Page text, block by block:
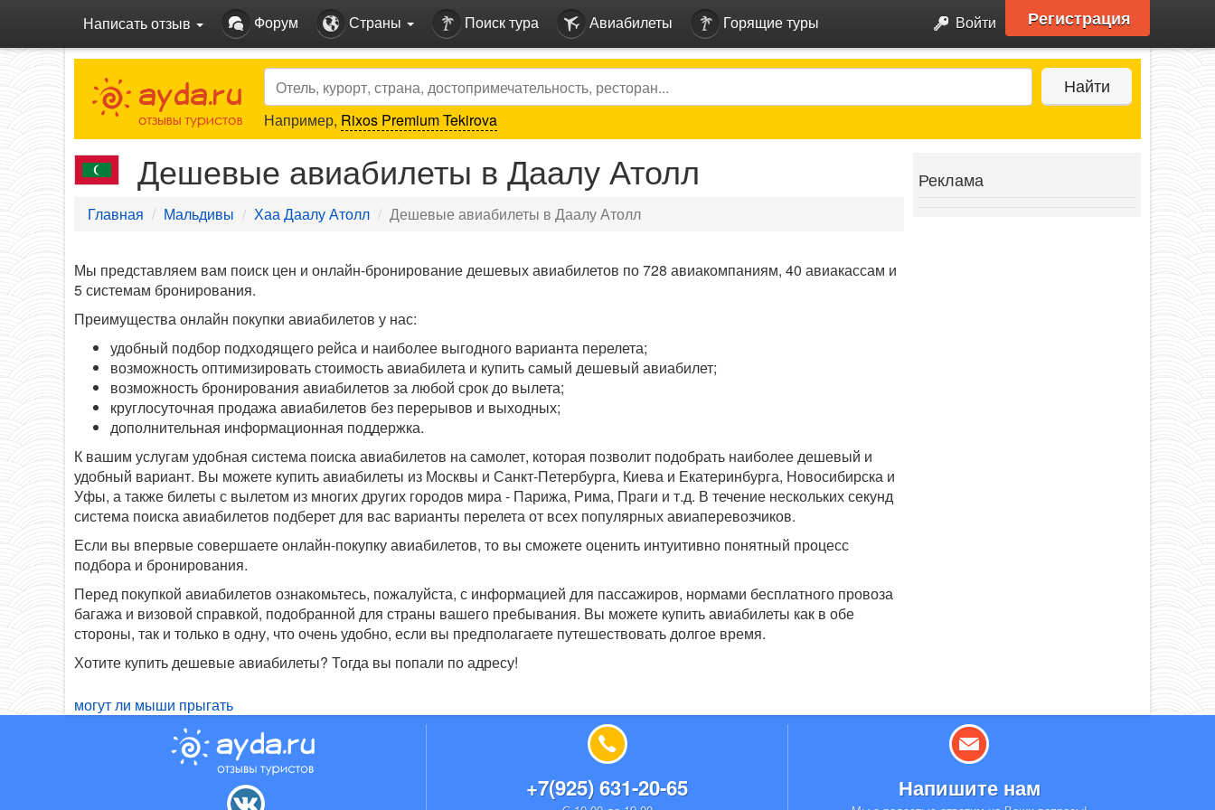
Написать отзыв Форум Страны Поиск тура Авиабилеты Горящие туры Войти Регистрация
Search Найти
Например, Rixos Premium Tekirova
Дешевые авиабилеты в Даалу Атолл
Главная Мальдивы Хаа Даалу Атолл Дешевые авиабилеты в Даалу Атолл
Мы представляем вам поиск цен и онлайн-бронирование дешевых авиабилетов по 728 авиакомпаниям, 40 авиакассам и
5 системам бронирования.
Преимущества онлайн покупки авиабилетов у нас:
удобный подбор подходящего рейса и наиболее выгодного варианта перелета;
возможность оптимизировать стоимость авиабилета и купить самый дешевый авиабилет;
возможность бронирования авиабилетов за любой срок до вылета;
круглосуточная продажа авиабилетов без перерывов и выходных;
дополнительная информационная поддержка.
К вашим услугам удобная система поиска авиабилетов на самолет, которая позволит подобрать наиболее дешевый и
удобный вариант. Вы можете купить авиабилеты из Москвы и Санкт-Петербурга, Киева и Екатеринбурга, Новосибирска и
Уфы, а также билеты с вылетом из многих других городов мира - Парижа, Рима, Праги и т.д. В течение нескольких секунд
система поиска авиабилетов подберет для вас варианты перелета от всех популярных авиаперевозчиков.
Если вы впервые совершаете онлайн-покупку авиабилетов, то вы сможете оценить интуитивно понятный процесс
подбора и бронирования.
Перед покупкой авиабилетов ознакомьтесь, пожалуйста, с информацией для пассажиров, нормами бесплатного провоза
багажа и визовой справкой, подобранной для страны вашего пребывания. Вы можете купить авиабилеты как в обе
стороны, так и только в одну, что очень удобно, если вы предполагаете путешествовать долгое время.
Хотите купить дешевые авиабилеты? Тогда вы попали по адресу!
Реклама
могут ли мыши прыгать
+7(925) 631-20-65 Напишите нам